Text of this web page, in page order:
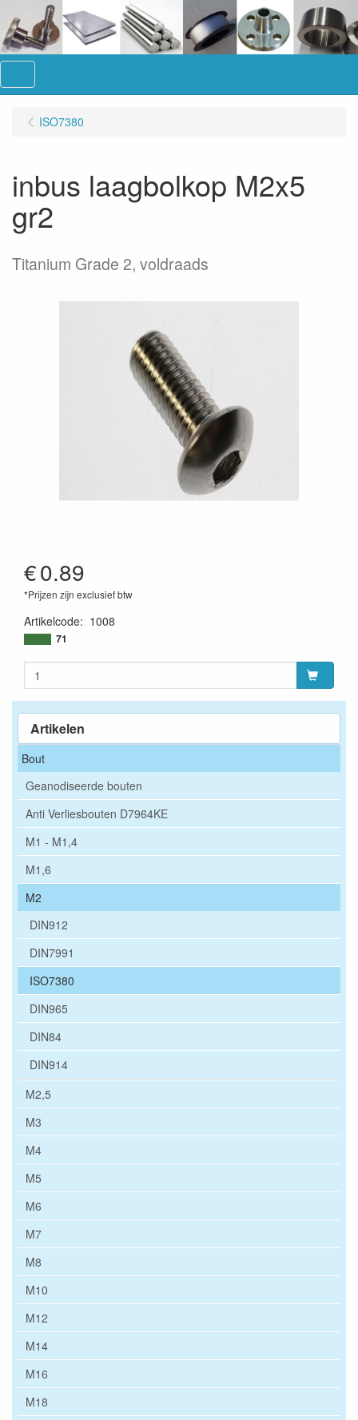
Artikelen
Bout
Geanodiseerde bouten
Anti Verliesbouten D7964KE
M1 - M1,4
M1,6
M2
DIN912
DIN7991
ISO7380
DIN965
DIN84
DIN914
M2,5
M3
M4
M5
M6
M7
M8
M10
M12
M14
M16
M18
ISO7380
inbus laagbolkop M2x5
gr2
Titanium Grade 2, voldraads
€0.89
*Prijzen zijn exclusief btw
Artikelcode: 1008
71